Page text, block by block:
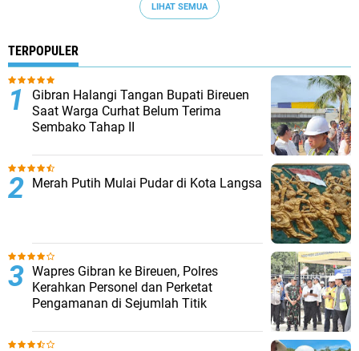
LIHAT SEMUA
TERPOPULER
Gibran Halangi Tangan Bupati Bireuen
Saat Warga Curhat Belum Terima
Sembako Tahap II
Merah Putih Mulai Pudar di Kota Langsa
Wapres Gibran ke Bireuen, Polres
Kerahkan Personel dan Perketat
Pengamanan di Sejumlah Titik